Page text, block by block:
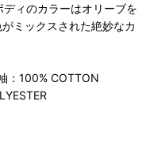
ィのカラーはオリーブを
ミックスされた絶妙なカ
：100% COTTON